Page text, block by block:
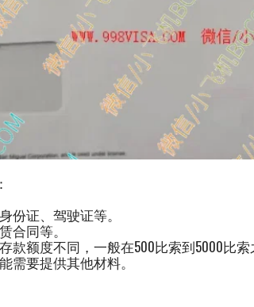
份证、驾驶证等。
合同等。
款额度不同，一般在500比索到5000比
需要提供其他材料。